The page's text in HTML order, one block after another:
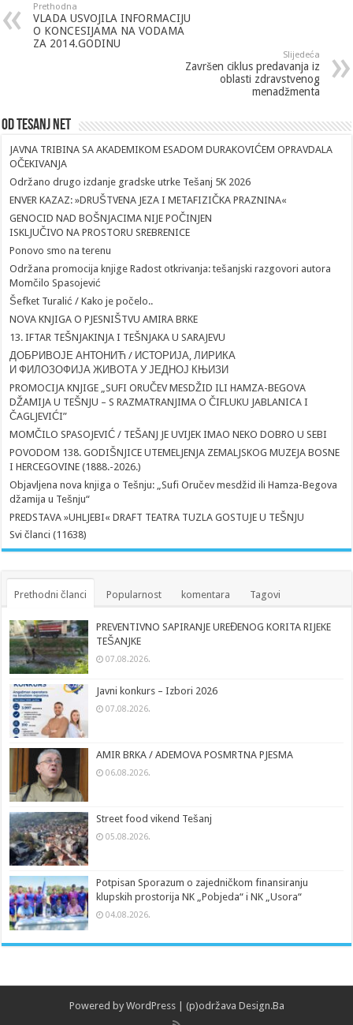
Prethodna
VLADA USVOJILA INFORMACIJU
O KONCESIJAMA NA VODAMA
ZA 2014.GODINU
Slijedeća
Završen ciklus predavanja iz
oblasti zdravstvenog
menadžmenta
Od Tesanj Net
JAVNA TRIBINA SA AKADEMIKOM ESADOM DURAKOVIĆEM OPRAVDALA
OČEKIVANJA
Održano drugo izdanje gradske utrke Tešanj 5K 2026
ENVER KAZAZ: »DRUŠTVENA JEZA I METAFIZIČKA PRAZNINA«
GENOCID NAD BOŠNJACIMA NIJE POČINJEN
ISKLJUČIVO NA PROSTORU SREBRENICE
Ponovo smo na terenu
Održana promocija knjige Radost otkrivanja: tešanjski razgovori autora
Momčilo Spasojević
Šefket Turalić / Kako je počelo..
NOVA KNJIGA O PJESNIŠTVU AMIRA BRKE
13. IFTAR TEŠNJAKINJA I TEŠNJAKA U SARAJEVU
ДОБРИВОЈЕ АНТОНИЋ / ИСТОРИЈА, ЛИРИКА
И ФИЛОЗОФИЈА ЖИВОТА У ЈЕДНОЈ КЊИЗИ
PROMOCIJA KNJIGE „SUFI ORUČEV MESDŽID ILI HAMZA-BEGOVA
DŽAMIJA U TEŠNJU – S RAZMATRANJIMA O ČIFLUKU JABLANICA I
ČAGLJEVIĆI”
MOMČILO SPASOJEVIĆ / TEŠANJ JE UVIJEK IMAO NEKO DOBRO U SEBI
POVODOM 138. GODIŠNJICE UTEMELJENJA ZEMALJSKOG MUZEJA BOSNE
I HERCEGOVINE (1888.-2026.)
Objavljena nova knjiga o Tešnju: „Sufi Oručev mesdžid ili Hamza-Begova
džamija u Tešnju“
PREDSTAVA »UHLJEBI« DRAFT TEATRA TUZLA GOSTUJE U TEŠNJU
Svi članci (11638)
Prethodni članci Popularnost komentara Tagovi
PREVENTIVNO SAPIRANJE UREĐENOG KORITA RIJEKE
TEŠANJKE
07.08.2026.
Javni konkurs – Izbori 2026
07.08.2026.
AMIR BRKA / ADEMOVA POSMRTNA PJESMA
06.08.2026.
Street food vikend Tešanj
05.08.2026.
Potpisan Sporazum o zajedničkom finansiranju
klupskih prostorija NK „Pobjeda“ i NK „Usora“
04.08.2026.
Powered by WordPress| (p)održava Design.Ba